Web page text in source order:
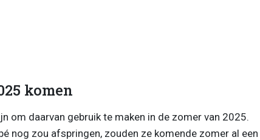
komen
om daarvan gebruik te maken in de zomer van 2025.
nog zou afspringen, zouden ze komende zomer al een